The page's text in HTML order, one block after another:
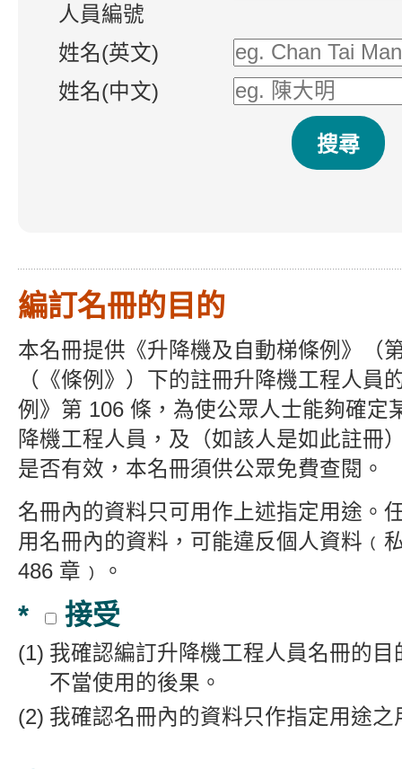
人員編號
姓名(英文)
姓名(中文)
編訂名冊的目的
本名冊提供 《升降機及自動梯條例》（
（《條例》）下的註冊升降機工程人員
例》第 106 條，為使公眾人士能夠確定
降機工程人員，及（如該人是如此註冊
是否有效，本名冊須供公眾免費查閱。
名冊內的資料只可用作上述指定用途。
用名冊內的資料，可能違反個人資料﹙
486 章﹚。
* 接受
我確認編訂升降機工程人員名冊的目
不當使用的後果。
我確認名冊內的資料只作指定用途之